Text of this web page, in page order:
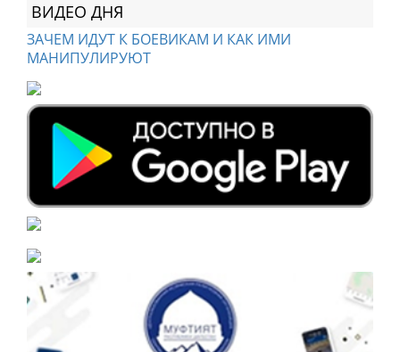
ВИДЕО ДНЯ
ЗАЧЕМ ИДУТ К БОЕВИКАМ И КАК ИМИ
МАНИПУЛИРУЮТ